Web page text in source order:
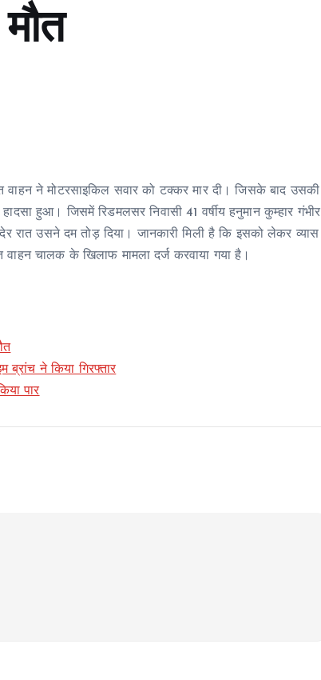
वाहन ने मोटरसाइकिल सवार को टक्कर मार दी। जिसके बाद उसकी
हुआ। जिसमें रिडमलसर निवासी 41 वर्षीय हनुमान कुम्हार गंभीर
रात उसने दम तोड़ दिया। जानकारी मिली है कि इसको लेकर व्यास
वाहन चालक के खिलाफ मामला दर्ज करवाया गया है।
ने किया गिरफ्तार
पार